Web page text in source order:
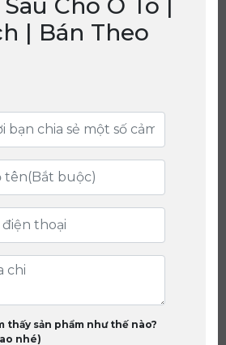
| Bán Theo
thấy sản phẩm như thế nào?
nhé)